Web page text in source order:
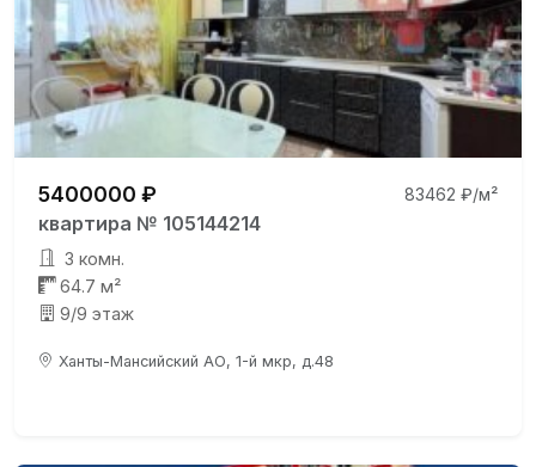
5400000 ₽ 83462 ₽/м²
квартира № 105144214
3 комн.
64.7 м²
9/9 этаж
Ханты-Мансийский АО, 1-й мкр, д.48